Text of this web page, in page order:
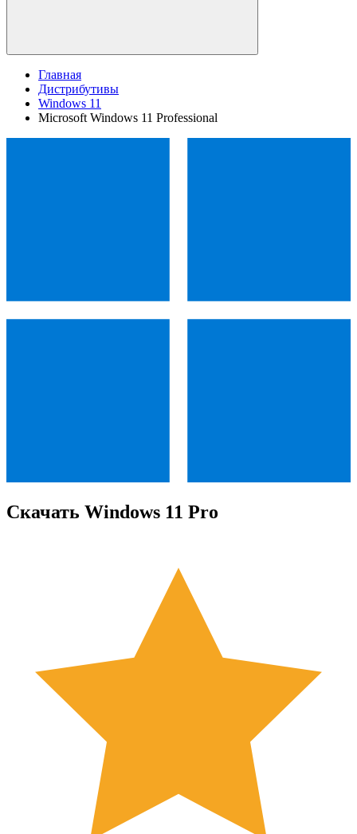
Главная
Дистрибутивы
Windows 11
Microsoft Windows 11 Professional
Скачать Windows 11 Pro